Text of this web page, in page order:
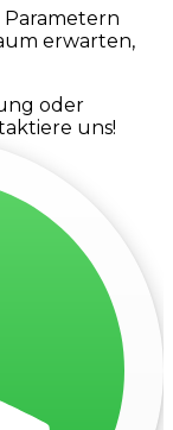
erwarten,
oder
uns!